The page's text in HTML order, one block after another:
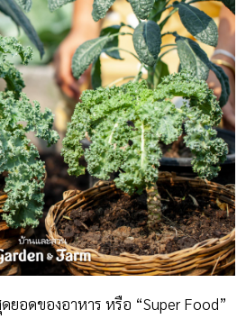
ยอดของอาหาร หรือ “Super Food”